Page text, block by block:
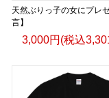
天然ぶりっ子の女にプレ
言】
3,000円(税込